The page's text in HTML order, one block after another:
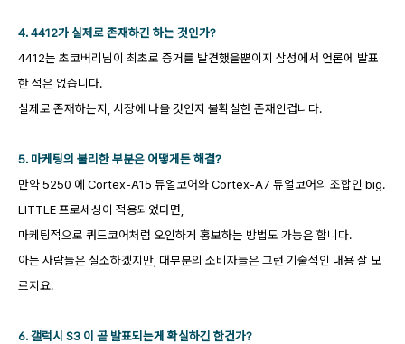
4. 4412가 실제로 존재하긴 하는 것인가?
4412는 초코버리님이 최초로 증거를 발견했을뿐이지 삼성에서 언론에 발표
한 적은 없습니다.
실제로 존재하는지, 시장에 나올 것인지 불확실한 존재인겁니다.
5. 마케팅의 불리한 부분은 어떻게든 해결?
만약 5250 에 Cortex-A15 듀얼코어와 Cortex-A7 듀얼코어의 조합인 big.
LITTLE 프로세싱이 적용되었다면,
마케팅적으로 쿼드코어처럼 오인하게 홍보하는 방법도 가능은 합니다.
아는 사람들은 실소하겠지만, 대부분의 소비자들은 그런 기술적인 내용 잘 모
르지요.
6. 갤럭시 S3 이 곧 발표되는게 확실하긴 한건가?